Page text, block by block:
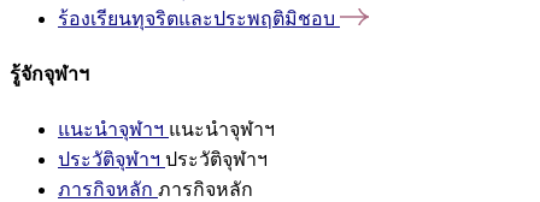
ร้องเรียนทุจริตและประพฤติมิชอบ
รู้จักจุฬาฯ
แนะนำจุฬาฯ แนะนำจุฬาฯ
ประวัติจุฬาฯ ประวัติจุฬาฯ
ภารกิจหลัก ภารกิจหลัก